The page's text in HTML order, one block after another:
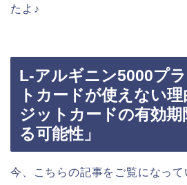
たよ♪
L-アルギニン5000プ
トカードが使えない
ジットカードの有効
る可能性」
今、こちらの記事をご覧になっ